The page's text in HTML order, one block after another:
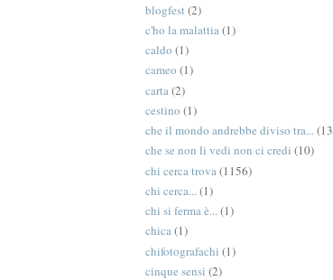
blogfest (2)
c'ho la malattia(1)
caldo (1)
cameo (1)
carta(2)
cestino (1)
che il mondo andrebbe diviso tra...
che se non li vedi non ci credi (10)
chi cerca trova(1156)
chi cerca...(1)
chi si ferma è...(1)
chica(1)
chifotografachi (1)
cinque sensi (2)